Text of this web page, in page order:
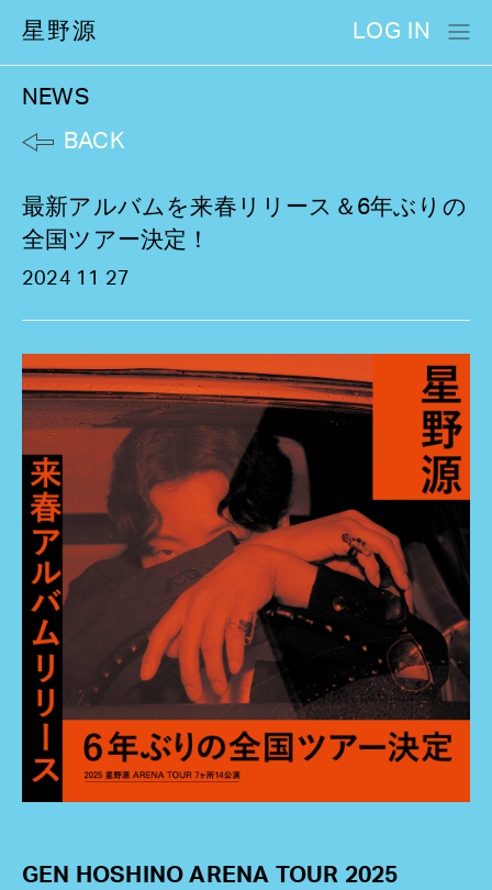
星野源 LOG IN
NEWS
BACK
最新アルバムを来春リリース＆6年ぶりの
全国ツアー決定！
2024 11 27
GEN HOSHINO ARENA TOUR 2025